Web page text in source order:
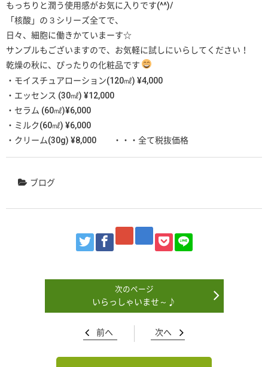
もっちりと潤う使用感がお気に入りです(^^)/
「核酸」の３シリーズ全てで、
日々、細胞に働きかていまーす☆
サンプルもございますので、お気軽に試しにいらしてください！
乾燥の秋に、ぴったりの化粧品です
・モイスチュアローション(120㎖) ¥4,000
・エッセンス (30㎖) ¥12,000
・セラム (60㎖)¥6,000
・ミルク(60㎖) ¥6,000
・クリーム(30g) ¥8,000 ・・・全て税抜価格
ブログ
いらっしゃいませ～♪
前へ 次へ